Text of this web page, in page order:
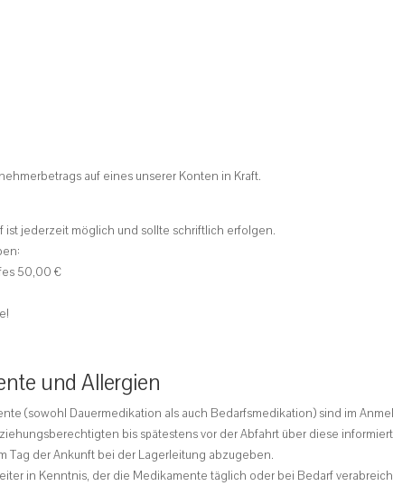
auf eines unserer Konten in Kraft.
ist jederzeit möglich und sollte schriftlich erfolgen.
50,00 €
und Allergien
(sowohl Dauermedikation als auch Bedarfsmedikation) sind im
bis spätestens vor der Abfahrt über diese
Tag der Ankunft bei der Lagerleitung abzugeben.
in Kenntnis, der die Medikamente täglich oder bei Bedarf